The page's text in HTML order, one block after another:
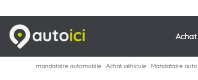
mandataire automobile › Achat véhicule › Mandataire auto